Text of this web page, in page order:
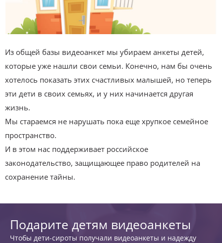
Из общей базы видеоанкет мы убираем анкеты детей,
которые уже нашли свои семьи. Конечно, нам бы очень
хотелось показать этих счастливых малышей, но теперь
эти дети в своих семьях, и у них начинается другая
жизнь.
Мы стараемся не нарушать пока еще хрупкое семейное
пространство.
И в этом нас поддерживает российское
законодательство, защищающее право родителей на
сохранение тайны.
Подарите детям видеоанкеты
Чтобы дети-сироты получали видеоанкеты и надежду